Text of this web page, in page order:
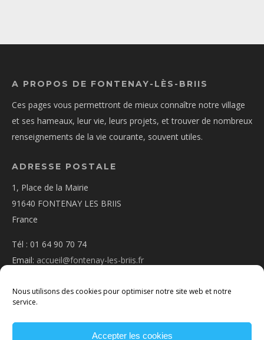
Nous utilisons des cookies pour optimiser notre site web et notre
service.
Accepter les cookies
A PROPOS DE FONTENAY-LÈS-BRIIS
Ces pages vous permettront de mieux connaître notre village
et ses hameaux, leur vie, leurs projets, et trouver de nombreux
renseignements de la vie courante, souvent utiles.
ADRESSE POSTALE
1, Place de la Mairie
91640 FONTENAY LES BRIIS
France
Tél : 01 64 90 70 74
Email: accueil@fontenay-les-briis.fr
NOUS CONTACTER